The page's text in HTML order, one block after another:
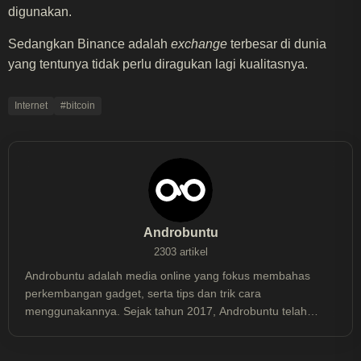
digunakan.
Sedangkan Binance adalah exchange terbesar di dunia
yang tentunya tidak perlu diragukan lagi kualitasnya.
Internet #bitcoin
Androbuntu
2303 artikel
Androbuntu adalah media online yang fokus membahas
perkembangan gadget, serta tips dan trik cara
menggunakannya. Sejak tahun 2017, Androbuntu telah